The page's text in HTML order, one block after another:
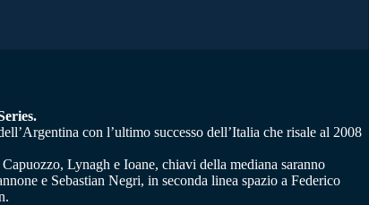
con l’ultimo successo dell’Italia che risale al 2008
Lynagh e Ioane, chiavi della mediana saranno
e Sebastian Negri, in seconda linea spazio a Federico